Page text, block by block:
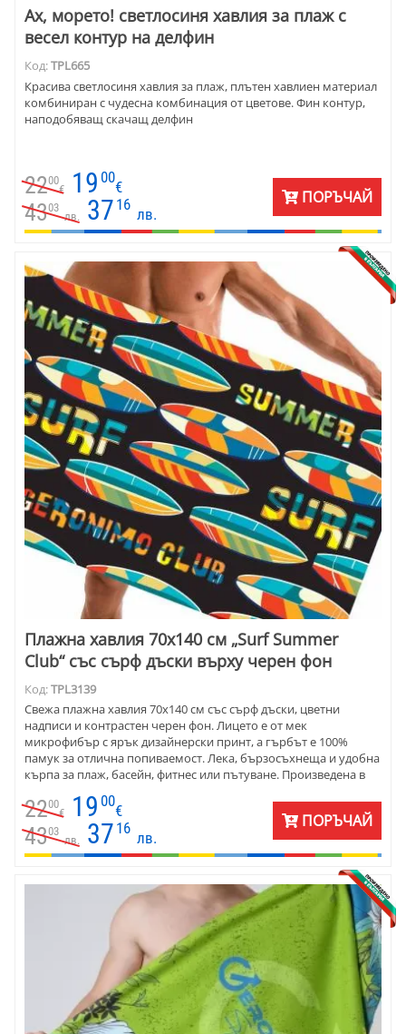
Ах, морето! светлосиня хавлия за плаж с
весел контур на делфин
Код:TPL665
Красива светлосиня хавлия за плаж, плътен хавлиен материал
комбиниран с чудесна комбинация от цветове. Фин контур,
наподобяващ скачащ делфин
2200
€ 19 00
€
4303
лв. 37 16
лв.
ПОРЪЧАЙ
Плажна хавлия 70х140 см „Surf Summer
Club“ със сърф дъски върху черен фон
Код:TPL3139
Свежа плажна хавлия 70х140 см със сърф дъски, цветни
надписи и контрастен черен фон. Лицето е от мек
микрофибър с ярък дизайнерски принт, а гърбът е 100%
памук за отлична попиваемост. Лека, бързосъхнеща и удобна
кърпа за плаж, басейн, фитнес или пътуване. Произведена в
2200
€ 19 00
€
4303
лв. 37 16
лв.
ПОРЪЧАЙ